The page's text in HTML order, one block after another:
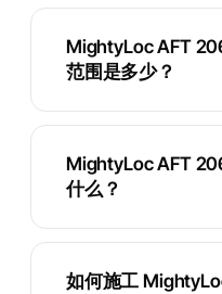
MightyLoc AFT
范围是多少？
MightyLoc AFT
什么？
如何施工